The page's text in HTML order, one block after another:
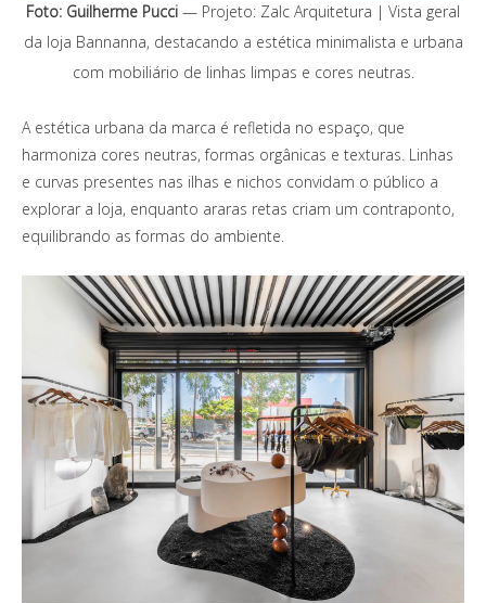
Foto: Guilherme Pucci — Projeto: Zalc Arquitetura | Vista geral
da loja Bannanna, destacando a estética minimalista e urbana
com mobiliário de linhas limpas e cores neutras.
A estética urbana da marca é refletida no espaço, que
harmoniza cores neutras, formas orgânicas e texturas. Linhas
e curvas presentes nas ilhas e nichos convidam o público a
explorar a loja, enquanto araras retas criam um contraponto,
equilibrando as formas do ambiente.